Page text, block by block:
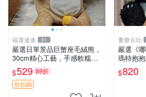
福運連連 31
嚴選日單景品巨蟹座毛絨熊，
30cm精心工藝，手感軟糯推
薦收藏送人 巨蟹座 毛絨玩具
精緻做工
$529 89折
折扣碼
董爺古玩
嚴選《
瑪特抱
毛絨，
吒 毛絨
$820